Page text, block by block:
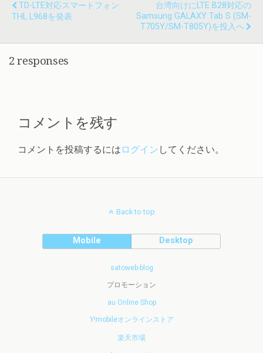
TD-LTE対応スマートフォン
THL L968を発表
台湾向けにLTE B28対応の
Samsung GALAXY Tab S (SM-
T705Y/SM-T805Y)を投入へ
2 responses
コメントを残す
コメントを投稿するには ログイン してください。
Back to top
Mobile Desktop
satoweb-blog
プロモーション
au Online Shop
Y!mobileオンラインストア
楽天市場